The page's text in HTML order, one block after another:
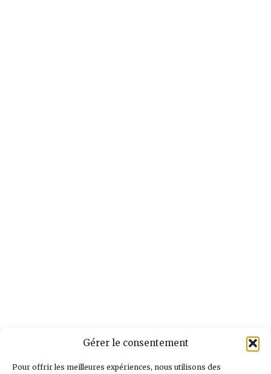
Gérer le consentement
Pour offrir les meilleures expériences, nous utilisons des